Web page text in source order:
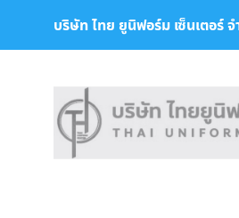
บริษัท ไทย ยูนิฟอร์ม เซ็นเตอร์